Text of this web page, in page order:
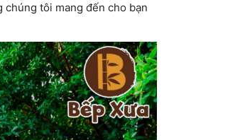
chúng tôi mang đến cho bạn